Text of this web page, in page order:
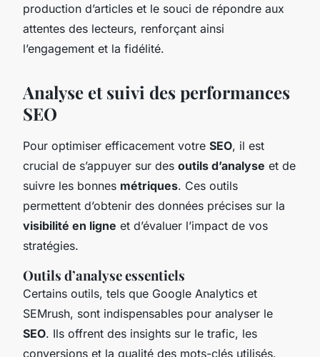
production d’articles et le souci de répondre aux
attentes des lecteurs, renforçant ainsi
l’engagement et la fidélité.
Analyse et suivi des performances
SEO
Pour optimiser efficacement votre SEO, il est
crucial de s’appuyer sur des outils d’analyse et de
suivre les bonnes métriques. Ces outils
permettent d’obtenir des données précises sur la
visibilité en ligne et d’évaluer l’impact de vos
stratégies.
Outils d’analyse essentiels
Certains outils, tels que Google Analytics et
SEMrush, sont indispensables pour analyser le
SEO. Ils offrent des insights sur le trafic, les
conversions et la qualité des mots-clés utilisés.